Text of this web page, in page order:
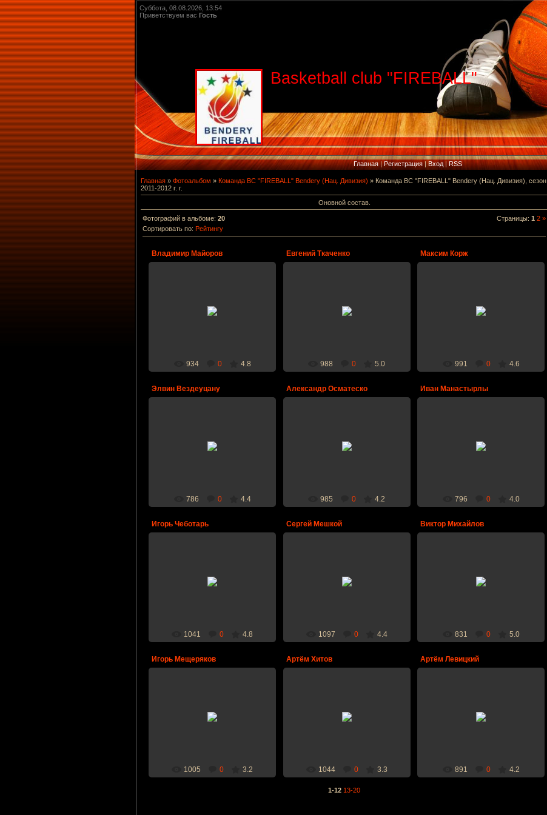
Суббота, 08.08.2026, 13:54
Приветствуем вас Гость
Basketball club "FIREBALL"
Главная|Регистрация|Вход|RSS
Главная » Фотоальбом » Команда BC "FIREBALL" Bendery (Нац. Дивизия) » Команда BC "FIREBALL" Bendery (Нац. Дивизия), сезон
2011-2012 г. г.
Оновной состав.
Фотографий в альбоме: 20 Страницы: 1 2 »
Сортировать по: Рейтингу
Владимир Майоров
рост: 185 см., вес: 83 кг., амплуа:
934 0 4.8
Евгений Ткаченко
рост: 205 см., вес: 104 кг., амплуа:
988 0 5.0
Максим Корж
рост: 188 см., вес: 87 кг., амплуа:
991 0 4.6
Элвин Вездеуцану
рост: 202 см., вес: 91 кг., амплуа:
786 0 4.4
Александр Осматеско
рост: 194 см., вес: 86 кг., амплуа:
985 0 4.2
Иван Манастырлы
рост: 188 см., вес: 76 кг., амплуа:
796 0 4.0
Игорь Чеботарь
рост: 192 см., вес: 86 кг., амплуа:
1041 0 4.8
Сергей Мешкой
рост: 192 см., вес: 90 кг., амплуа:
1097 0 4.4
Виктор Михайлов
рост: 196 см., вес: 92 кг., амплуа:
831 0 5.0
Игорь Мещеряков
рост: 202 см., вес: 96 кг., амплуа:
1005 0 3.2
Артём Хитов
рост: 192 см., вес: 88 кг., амплуа:
1044 0 3.3
Артём Левицкий
рост: 198 см., вес: 90 кг., амплуа:
891 0 4.2
1-12 13-20